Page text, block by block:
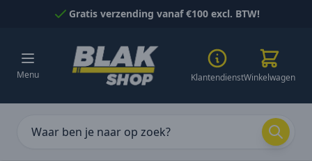
Naar inhoud gaanGratis verzending vanaf €100 excl. BTW!
Menu KlantendienstWinkelwagen